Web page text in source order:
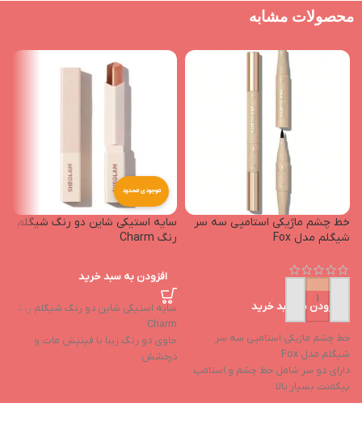
محصولات مشابه
خط چشم ماژیکی استامپی سه سر
شیگلم مدل Fox
افزودن به سبد خرید
خط چشم ماژیکی استامپی سه سر
شیگلم مدل Fox
دارای دو سر شامل خط چشم و استامپ
پيگمنت بسيار بالا
ماندگاری عالی
موجودی محدود
سایه استیکی شاین دو رنگ شیگلم
رنگ Charm
افزودن به سبد خرید
سایه استیکی شاین دو رنگ شیگلم رنگ
Charm
حاوی دو رنگ زیبا با فینیش مات و
درخشش
طراحی استیکی با برش مربعی و امکان